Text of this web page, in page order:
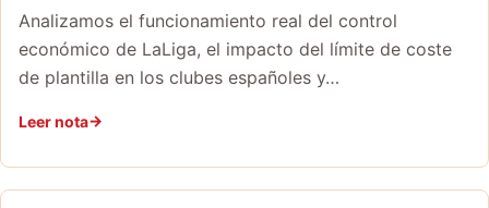
Analizamos el funcionamiento real del control
económico de LaLiga, el impacto del límite de coste
de plantilla en los clubes españoles y…
Leer nota